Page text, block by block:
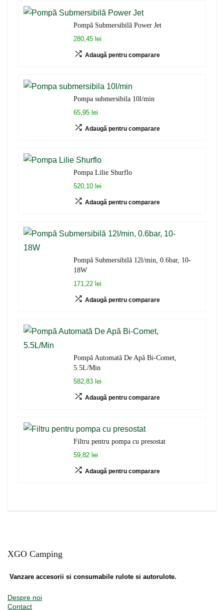
Pompă Submersibilă Power Jet
280,45 lei
Adaugă pentru comparare
Pompa submersibila 10l/min
65,95 lei
Adaugă pentru comparare
Pompa Lilie Shurflo
520,10 lei
Adaugă pentru comparare
Pompă Submersibilă 12l/min, 0.6bar, 10-
18W
171,22 lei
Adaugă pentru comparare
Pompă Automată De Apă Bi-Comet,
5.5L/Min
582,83 lei
Adaugă pentru comparare
Filtru pentru pompa cu presostat
59,82 lei
Adaugă pentru comparare
XGO Camping
Vanzare accesorii si consumabile rulote si autorulote.
Despre noi
Contact